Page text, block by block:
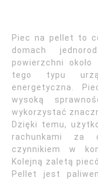
Piec na pellet to
domach
powierzchni
tego typu
energetyczna.
wysoką
wykorzystać
Dzięki temu,
rachunkami za
czynnikiem w
Kolejną zaletą
Pellet jest